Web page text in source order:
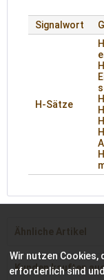
Signalwort
H-Sätze
Ähnliche Artikel
Kunden kauften
Wir nutzen Cookies,
erforderlich sind